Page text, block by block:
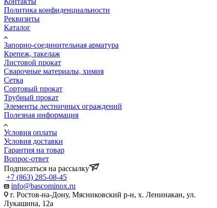
Политика конфиденциальности
Реквизиты
Каталог
Запорно-соединительная арматура
Крепеж, такелаж
Листовой прокат
Сварочные материалы, химия
Сетка
Сортовый прокат
Трубный прокат
Элементы лестничных ограждений
Полезная информация
Условия оплаты
Условия доставки
Гарантия на товар
Вопрос-ответ
Подписаться на рассылку
+7 (863) 285-08-45
info@bascominox.ru
г. Ростов-на-Дону, Мясниковский р-н, х. Ленинакан, ул.
Лукашина, 12а